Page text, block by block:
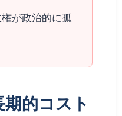
が政治的に孤
的コスト